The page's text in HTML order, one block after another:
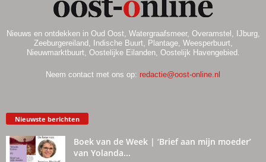
Nieuws en ontdekken in Oud Oost, Watergraafsmeer, Overamstel, IJburg,
Zeeburgereiland, Indische Buurt, Plantage, Weesperbuurt,
Nieuwmarktbuurt, Oostelijke Eilanden, Oostelijk Havengebied.
Neem contact met ons op: redactie@oost-online.nl
Nieuwste berichten
Boek van de Week | ‘Brief aan mijn moeder’
van Yolanda...